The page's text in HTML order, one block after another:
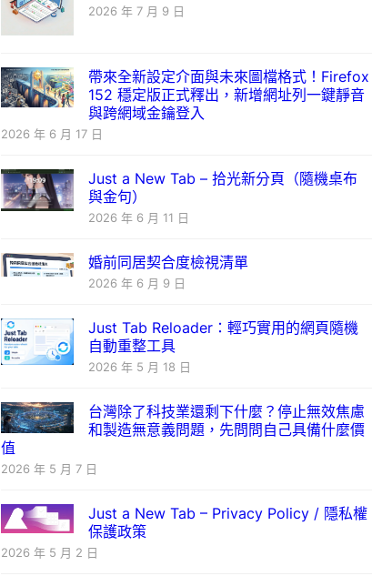
2026 年 7 月 9 日
帶來全新設定介面與未來圖檔格式！Firefox
152 穩定版正式釋出，新增網址列一鍵靜音
與跨網域金鑰登入
2026 年 6 月 17 日
Just a New Tab – 拾光新分頁（隨機桌布
與金句）
2026 年 6 月 11 日
婚前同居契合度檢視清單
2026 年 6 月 9 日
Just Tab Reloader：輕巧實用的網頁隨機
自動重整工具
2026 年 5 月 18 日
台灣除了科技業還剩下什麼？停止無效焦慮
和製造無意義問題，先問問自己具備什麼價
值
2026 年 5 月 7 日
Just a New Tab – Privacy Policy / 隱私權
保護政策
2026 年 5 月 2 日